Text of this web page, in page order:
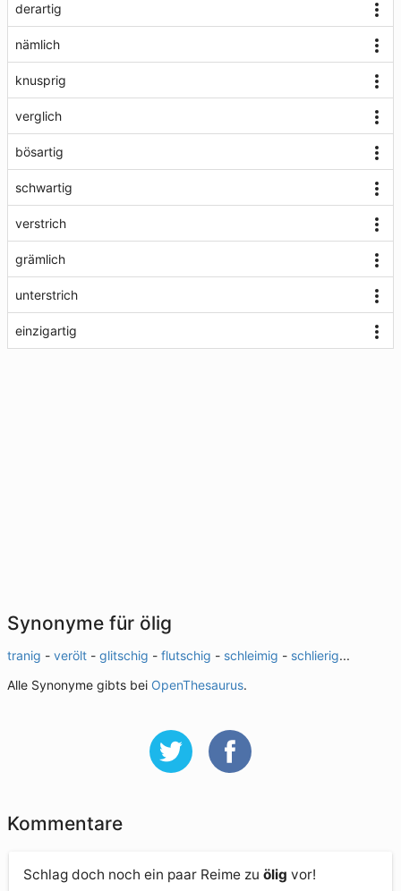
derartig
nämlich
knusprig
verglich
bösartig
schwartig
verstrich
grämlich
unterstrich
einzigartig
Synonyme für ölig
tranig - verölt - glitschig - flutschig - schleimig - schlierig...
Alle Synonyme gibts bei OpenThesaurus.
Kommentare
Schlag doch noch ein paar Reime zu ölig vor!